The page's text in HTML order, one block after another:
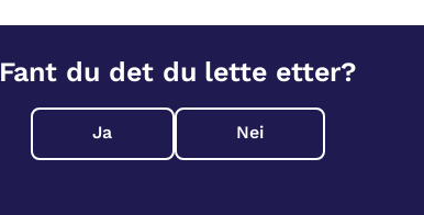
Fant du det du lette etter?
Ja Nei